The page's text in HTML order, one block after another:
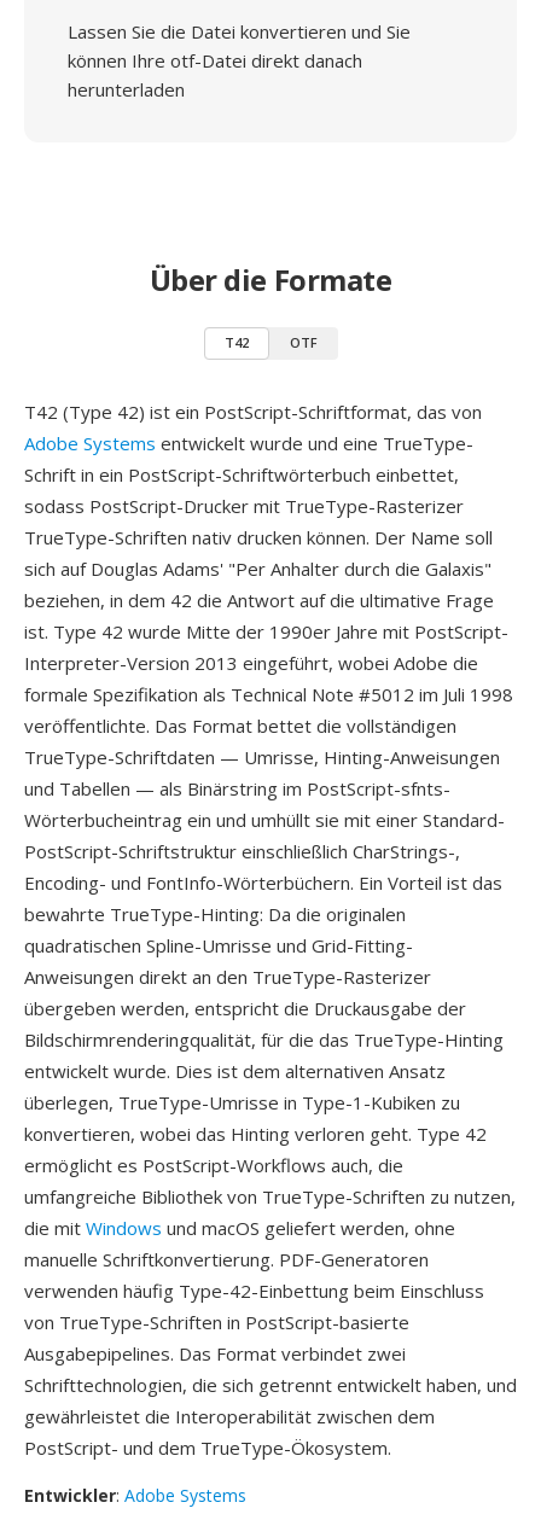
Lassen Sie die Datei konvertieren und Sie
können Ihre otf-Datei direkt danach
herunterladen
Über die Formate
T42 OTF
T42 (Type 42) ist ein PostScript-Schriftformat, das von
Adobe Systems entwickelt wurde und eine TrueType-
Schrift in ein PostScript-Schriftwörterbuch einbettet,
sodass PostScript-Drucker mit TrueType-Rasterizer
TrueType-Schriften nativ drucken können. Der Name soll
sich auf Douglas Adams' "Per Anhalter durch die Galaxis"
beziehen, in dem 42 die Antwort auf die ultimative Frage
ist. Type 42 wurde Mitte der 1990er Jahre mit PostScript-
Interpreter-Version 2013 eingeführt, wobei Adobe die
formale Spezifikation als Technical Note #5012 im Juli 1998
veröffentlichte. Das Format bettet die vollständigen
TrueType-Schriftdaten — Umrisse, Hinting-Anweisungen
und Tabellen — als Binärstring im PostScript-sfnts-
Wörterbucheintrag ein und umhüllt sie mit einer Standard-
PostScript-Schriftstruktur einschließlich CharStrings-,
Encoding- und FontInfo-Wörterbüchern. Ein Vorteil ist das
bewahrte TrueType-Hinting: Da die originalen
quadratischen Spline-Umrisse und Grid-Fitting-
Anweisungen direkt an den TrueType-Rasterizer
übergeben werden, entspricht die Druckausgabe der
Bildschirmrenderingqualität, für die das TrueType-Hinting
entwickelt wurde. Dies ist dem alternativen Ansatz
überlegen, TrueType-Umrisse in Type-1-Kubiken zu
konvertieren, wobei das Hinting verloren geht. Type 42
ermöglicht es PostScript-Workflows auch, die
umfangreiche Bibliothek von TrueType-Schriften zu nutzen,
die mit Windows und macOS geliefert werden, ohne
manuelle Schriftkonvertierung. PDF-Generatoren
verwenden häufig Type-42-Einbettung beim Einschluss
von TrueType-Schriften in PostScript-basierte
Ausgabepipelines. Das Format verbindet zwei
Schrifttechnologien, die sich getrennt entwickelt haben, und
gewährleistet die Interoperabilität zwischen dem
PostScript- und dem TrueType-Ökosystem.
Entwickler: Adobe Systems